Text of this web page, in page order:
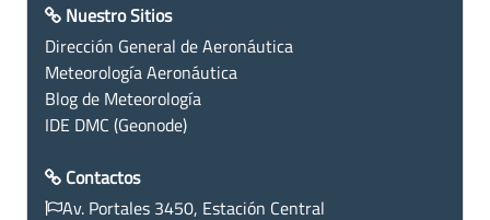
Nuestro Sitios
Dirección General de Aeronáutica
Meteorología Aeronáutica
Blog de Meteorología
IDE DMC (Geonode)
Contactos
Av. Portales 3450, Estación Central